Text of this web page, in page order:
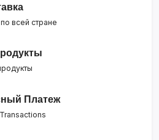
всей стране
Платеж